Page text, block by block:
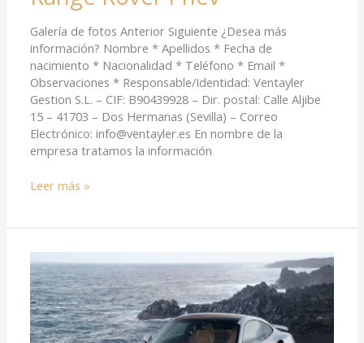
Galería de fotos Anterior Siguiente ¿Desea más
información? Nombre * Apellidos * Fecha de
nacimiento * Nacionalidad * Teléfono * Email *
Observaciones * Responsable/Identidad: Ventayler
Gestion S.L. – CIF: B90439928 – Dir. postal: Calle Aljibe
15 – 41703 – Dos Hermanas (Sevilla) – Correo
Electrónico: info@ventayler.es En nombre de la
empresa tratamos la información
Leer más »
Porsche
991
Turbo
S